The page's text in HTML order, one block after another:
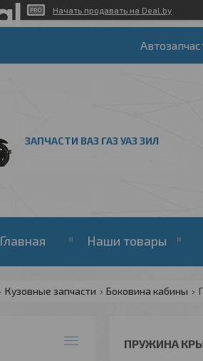
Начать продавать на Deal.by
ЗАПЧАСТИ ВАЗ ГАЗ УАЗ ЗИЛ
Главная Наши товары
Кузовные запчасти Боковина кабины
ПРУЖИНА